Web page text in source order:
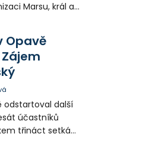
Marsu, král a
Kula.
Opavě
odstartoval další
účastníků
třináct setkání